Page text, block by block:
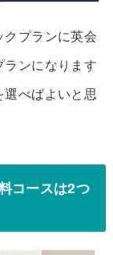
プランに英会
ンになります
べばよいと思
コースは2つ